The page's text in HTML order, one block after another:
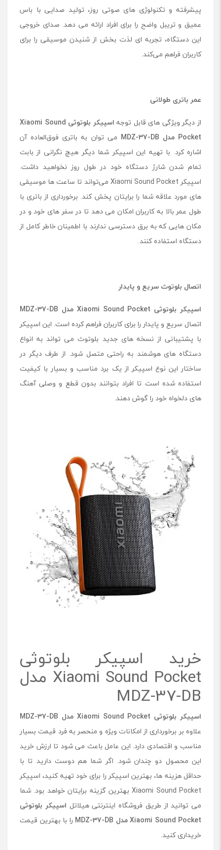
پیشرفته و تکنولوژی ‌های صوتی روز، تولید صدایی با باس
عمیق و تریبل واضح را برای افراد ارائه می دهد. صدای خروجی
این دستگاه، تجربه ‌ای لذت ‌بخش از شنیدن موسیقی را برای
کاربران فراهم می‌کند.
عمر باتری طولانی
از دیگر ویژگی های قابل توجه
اسپیکر بلوتوثی Xiaomi Sound
Pocket مدل MDZ-37-DB
می توان به باتری فوق‌العاده آن
اشاره کرد. با تهیه این اسپیکر شما دیگر هیچ نگرانی از بابت
تمام شدن شارژ دستگاه خود در طول روز نخواهید داشت.
اسپیکر Xiaomi Sound Pocket می‌تواند تا ساعت ‌ها موسیقی
های مورد علاقه شما را برایتان پخش کند. برخورداری از باتری با
طول عمر بالا به کاربران امکان می دهد تا در سفر های خود و در
مکان هایی که به برق دسترسی ندارند با اطمینان خاطر کامل از
دستگاه استفاده کنند.
اتصال بلوتوث سریع و پایدار
اسپیکر بلوتوثی Xiaomi Sound Pocket مدل MDZ-37-DB
اتصال سریع و پایدار را برای کاربران فراهم کرده است. این اسپیکر
با پشتیبانی از نسخه ‌های جدید بلوتوث می تواند به انواع
دستگاه‌ های هوشمند به راحتی متصل شود. از طرف دیگر در
ساختار این نوع اسپیکر از یک برد مناسب و بسیار با کیفیت
استفاده شده است تا افراد بتوانند بدون قطع و وصلی آهنگ
های دلخواه خود را گوش دهند.
خرید اسپیکر بلوتوثی
Xiaomi Sound Pocket مدل
MDZ-37-DB
اسپیکر بلوتوثی Xiaomi Sound Pocket مدل MDZ-37-DB
علاوه بر برخورداری از امکانات ویژه و منحصر به فرد قیمت بسیار
مناسب و اقتصادی دارد. این عامل باعث می شود تا ارزش خرید
این محصول دو چندان شود. اگر شما هم دوست دارید تا با
حداقل هزینه ها، بهترین اسپیکر را برای خود تهیه کنید، اسپیکر
Xiaomi Sound Pocket بهترین گزینه برایتان خواهد بود. شما
می توانید از طریق فروشگاه اینترنتی هیلاتل اسپیکر بلوتوثی
Xiaomi Sound Pocket مدل MDZ-37-DB
را با بهترین قیمت
خریداری کنید.